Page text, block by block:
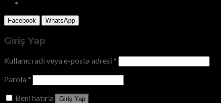
Facebook WhatsApp
Giriş Yap
Kullanıcı adı veya e-posta adresi *
Parola *
Beni hatırla
Giriş Yap